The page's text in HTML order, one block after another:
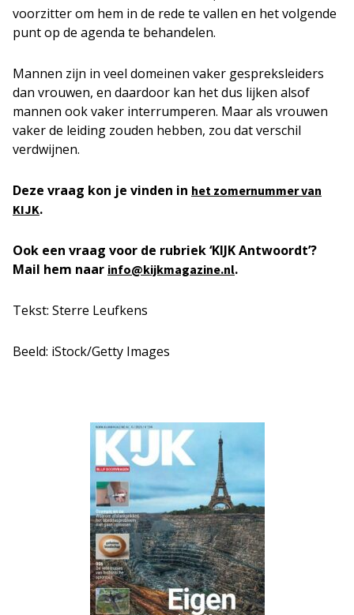
voorzitter om hem in de rede te vallen en het volgende
punt op de agenda te behandelen.
Mannen zijn in veel domeinen vaker gespreksleiders
dan vrouwen, en daardoor kan het dus lijken alsof
mannen ook vaker interrumperen. Maar als vrouwen
vaker de leiding zouden hebben, zou dat verschil
verdwijnen.
Deze vraag kon je vinden in het zomernummer van
KIJK.
Ook een vraag voor de rubriek ‘KIJK Antwoordt’?
Mail hem naar info@kijkmagazine.nl.
Tekst: Sterre Leufkens
Beeld: iStock/Getty Images